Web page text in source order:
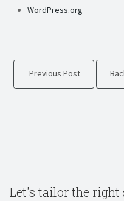
WordPress.org
Previous Post
Let's tailor the